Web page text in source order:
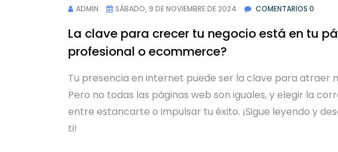
ADMIN SÁBADO, 9 DE NOVIEMBRE DE 2024 COMENTARIOS 0
La clave para crecer tu negocio está en tu
profesional o ecommerce?
Tu presencia en internet puede ser la clave para atraer
Pero no todas las páginas web son iguales, y elegir la
entre estancarte o impulsar tu éxito. ¡Sigue leyendo y
ti!